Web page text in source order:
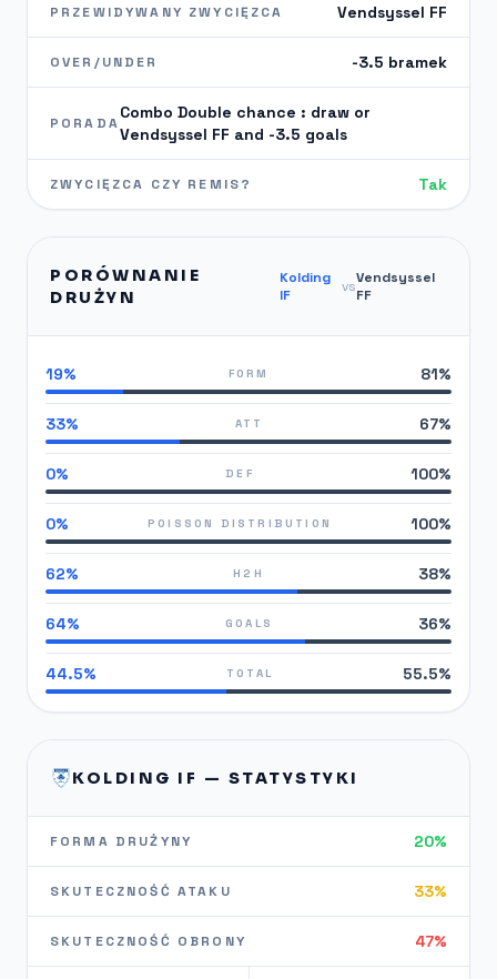
PRZEWIDYWANY ZWYCIĘZCA Vendsyssel FF
OVER/UNDER -3.5 bramek
PORADA
Combo Double chance : draw or
Vendsyssel FF and -3.5 goals
ZWYCIĘZCA CZY REMIS? Tak
PORÓWNANIE
DRUŻYN
Kolding
IF
vsVendsyssel
FF
19% FORM 81%
33% ATT 67%
0% DEF 100%
0% POISSON DISTRIBUTION 100%
62% H2H 38%
64% GOALS 36%
44.5% TOTAL 55.5%
KOLDING IF — STATYSTYKI
FORMA DRUŻYNY 20%
SKUTECZNOŚĆ ATAKU 33%
SKUTECZNOŚĆ OBRONY 47%